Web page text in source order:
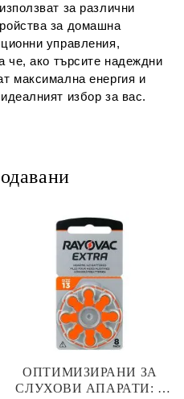
за различни
за домашна
управления,
че, ако търсите надеждни
максимална енергия и
избор за вас.
ОПТИМИЗИРАНИ ЗА
СЛУХОВИ АПАРАТИ: 8